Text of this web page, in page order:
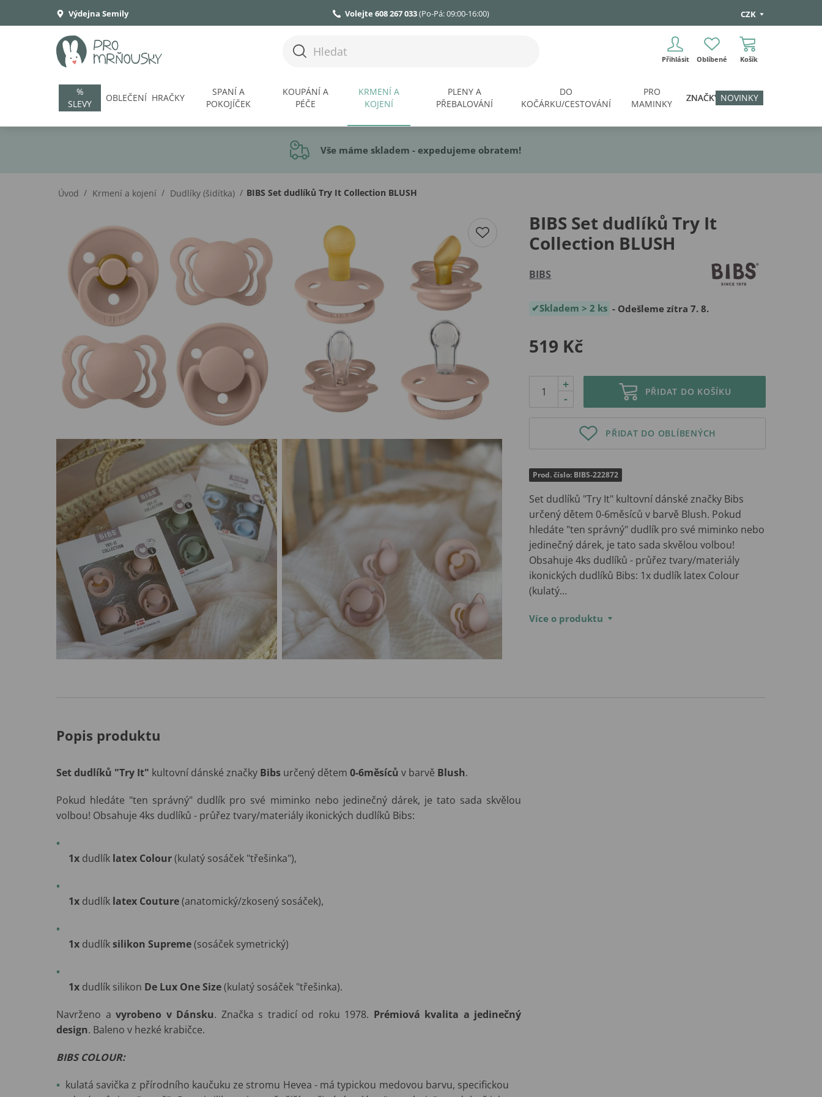
Výdejna Semily Volejte 608 267 033(Po-Pá: 09:00-16:00) CZK
Přihlásit Oblíbené Košík
%
SLEVY
OBLEČENÍ HRAČKY
SPANÍ A
POKOJÍČEK
KOUPÁNÍ A
PÉČE
KRMENÍ A
KOJENÍ
PLENY A
PŘEBALOVÁNÍ
DO
KOČÁRKU/CESTOVÁNÍ
PRO
MAMINKY
ZNAČKY NOVINKY
Vše máme skladem - expedujeme obratem!
Úvod / Krmení a kojení / Dudlíky (šidítka) / BIBS Set dudlíků Try It Collection BLUSH
BIBS Set dudlíků Try It
Collection BLUSH
BIBS
Skladem > 2 ks - Odešleme zítra 7. 8.
519 Kč
-
+
PŘIDAT DO KOŠÍKU
PŘIDAT DO OBLÍBENÝCH
Prod. číslo: BIBS-222872
Set dudlíků "Try It" kultovní dánské značky Bibs
určený dětem 0-6měsíců v barvě Blush. Pokud
hledáte "ten správný" dudlík pro své miminko nebo
jedinečný dárek, je tato sada skvělou volbou!
Obsahuje 4ks dudlíků - průřez tvary/materiály
ikonických dudlíků Bibs: 1x dudlík latex Colour
(kulatý…
Více o produktu
Popis produktu
Set dudlíků "Try It" kultovní dánské značky Bibs určený dětem 0-6měsíců v barvě Blush.
Pokud hledáte "ten správný" dudlík pro své miminko nebo jedinečný dárek, je tato sada skvělou
volbou! Obsahuje 4ks dudlíků - průřez tvary/materiály ikonických dudlíků Bibs:
1x dudlík latex Colour(kulatý sosáček "třešinka"),
1x dudlík latex Couture(anatomický/zkosený sosáček),
1x dudlíksilikon Supreme(sosáček symetrický)
1x dudlík silikon De Lux One Size(kulatý sosáček "třešinka).
Navrženo a vyrobeno v Dánsku. Značka s tradicí od roku 1978. Prémiová kvalita a jedinečný
design. Baleno v hezké krabičce.
BIBS COLOUR:
kulatá savička z přírodního kaučuku ze stromu Hevea - má typickou medovou barvu, specifickou